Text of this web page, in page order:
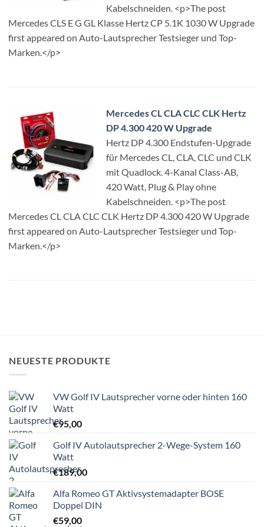
Kabelschneiden. <p>The post
Mercedes CLS E G GL Klasse Hertz CP 5.1K 1030 W Upgrade
first appeared on Auto-Lautsprecher Testsieger und Top-
Marken.</p>
Mercedes CL CLA CLC CLK Hertz
DP 4.300 420 W Upgrade
Hertz DP 4.300 Endstufen-Upgrade
für Mercedes CL, CLA, CLC und CLK
mit Quadlock. 4-Kanal Class-AB,
420 Watt, Plug & Play ohne
Kabelschneiden. <p>The post
Mercedes CL CLA CLC CLK Hertz DP 4.300 420 W Upgrade
first appeared on Auto-Lautsprecher Testsieger und Top-
Marken.</p>
NEUESTE PRODUKTE
VW Golf IV Lautsprecher vorne oder hinten 160
Watt
€95,00
Golf IV Autolautsprecher 2-Wege-System 160
Watt
€189,00
Alfa Romeo GT Aktivsystemadapter BOSE
Doppel DIN
€59,00